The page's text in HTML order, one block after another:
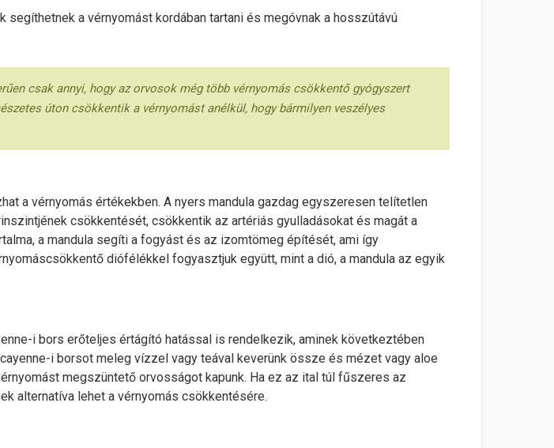
a vérnyomást kordában tartani és megóvnak a hosszútávú
csak annyi, hogy az orvosok még több vérnyomás csökkentő gyógyszert
úton csökkentik a vérnyomást anélkül, hogy bármilyen veszélyes
a vérnyomás értékekben. A nyers mandula gazdag egyszeresen telítetlen
csökkentését, csökkentik az artériás gyulladásokat és magát a
a mandula segíti a fogyást és az izomtömeg építését, ami így
diófélékkel fogyasztjuk együtt, mint a dió, a mandula az egyik
i bors erőteljes értágító hatással is rendelkezik, aminek következtében
i borsot meleg vízzel vagy teával keverünk össze és mézet vagy aloe
megszüntető orvosságot kapunk. Ha ez az ital túl fűszeres az
alternatíva lehet a vérnyomás csökkentésére.